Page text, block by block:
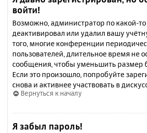
войти!
Возможно, администратор по какой-
деактивировал или удалил вашу
того, многие конференции
пользователей, длительное время не
сообщения, чтобы уменьшить размер
Если это произошло, попробуйте
снова и активнее участвовать в
Вернуться к началу
Я забыл пароль!